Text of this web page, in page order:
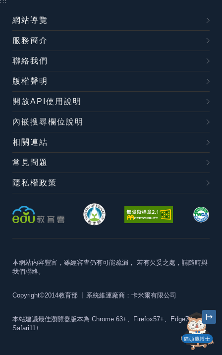
貓頭鷹博士
網站導覽
服務簡介
聯絡我們
版權聲明
開放API使用說明
內嵌搜尋欄位說明
相關連結
常見問題
隱私權政策
本網站內容豐富，雖經審查仍有可能疏漏， 若有欠妥之處，請隨時與
我們聯絡。
Copyright©2014教育部 丨系統維運廠商：卡米爾有限公司
本站建議最佳瀏覽器版本為 Chrome 63+、Firefox57+、Edge79+及
Safari11+